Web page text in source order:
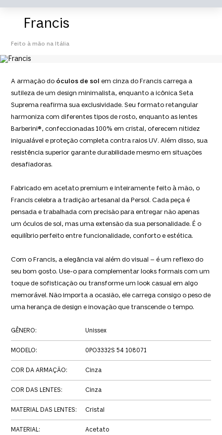
Francis
Feito à mão na Itália
A armação do óculos de sol em cinza do Francis carrega a
sutileza de um design minimalista, enquanto a icônica Seta
Suprema reafirma sua exclusividade. Seu formato retangular
harmoniza com diferentes tipos de rosto, enquanto as lentes
Barberini®, confeccionadas 100% em cristal, oferecem nitidez
inigualável e proteção completa contra raios UV. Além disso, sua
resistência superior garante durabilidade mesmo em situações
desafiadoras.
Fabricado em acetato premium e inteiramente feito à mão, o
Francis celebra a tradição artesanal da Persol. Cada peça é
pensada e trabalhada com precisão para entregar não apenas
um óculos de sol, mas uma extensão da sua personalidade. É o
equilíbrio perfeito entre funcionalidade, conforto e estética.
Com o Francis, a elegância vai além do visual – é um reflexo do
seu bom gosto. Use-o para complementar looks formais com um
toque de sofisticação ou transforme um look casual em algo
memorável. Não importa a ocasião, ele carrega consigo o peso de
uma herança de design e inovação que transcende o tempo.
GÊNERO: Unissex
MODELO: 0PO3332S 54 108071
COR DA ARMAÇÃO: Cinza
COR DAS LENTES: Cinza
MATERIAL DAS LENTES: Cristal
MATERIAL: Acetato